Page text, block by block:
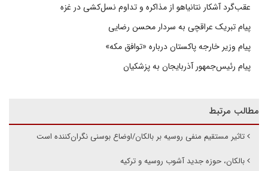
عقب‌گرد آشکار نتانیاهو از مذاکره و تداوم نسل‌کشی در غزه
پیام تبریک عراقچی به سردار محسن رضایی
پیام وزیر خارجه پاکستان درباره «توافق مکه»
پیام رئیس‌جمهور آذربایجان به پزشکیان
مطالب مرتبط
تاثیر مستقیم منفی روسیه بر بالکان/اوضاع بوسنی نگران‌کننده است
بالکان، حوزه جدید آشوب روسیه و ترکیه